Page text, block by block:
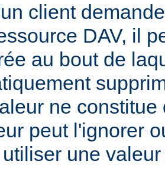
client
DAV, il
au bout de
ne
peut l'ignorer
une